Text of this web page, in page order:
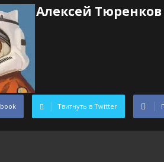
Алексей Тюренков
Твитнуть в Twitter